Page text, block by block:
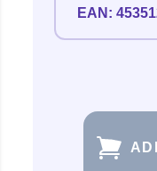
EAN: